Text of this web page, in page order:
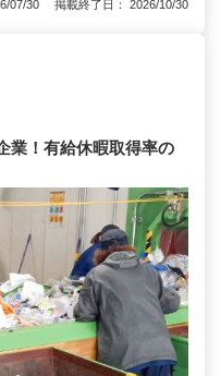
07/30 掲載終了日： 2026/10/30
業！有給休暇取得率の